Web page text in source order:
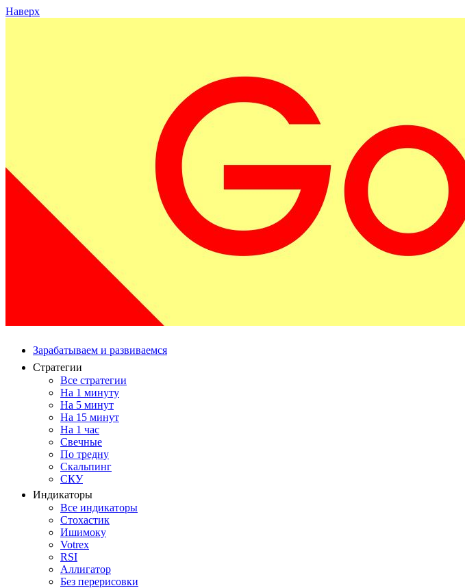
Наверх
Зарабатываем и развиваемся
Стратегии
Все стратегии
На 1 минуту
На 5 минут
На 15 минут
На 1 час
Свечные
По тредну
Скальпинг
СКУ
Индикаторы
Все индикаторы
Стохастик
Ишимоку
Votrex
RSI
Аллигатор
Без перерисовки